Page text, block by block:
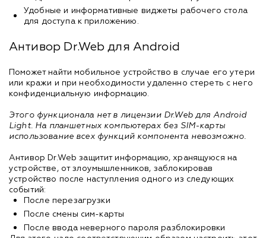
Удобные и информативные виджеты рабочего стола
для доступа к приложению.
Антивор Dr.Web для Android
Поможет найти мобильное устройство в случае его утери
или кражи и при необходимости удаленно стереть с него
конфиденциальную информацию.
Этого функционала нет в лицензии Dr.Web для Android
Light. На планшетных компьютерах без SIM-карты
использование всех функций компонента невозможно.
Антивор Dr.Web защитит информацию, хранящуюся на
устройстве, от злоумышленников, заблокировав
устройство после наступления одного из следующих
событий:
После перезагрузки
После смены сим-карты
После ввода неверного пароля разблокировки